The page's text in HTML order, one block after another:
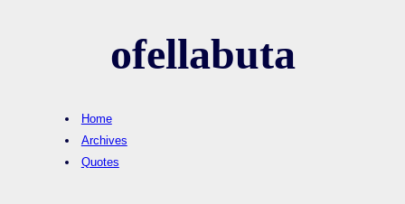
ofellabuta
Home
Archives
Quotes